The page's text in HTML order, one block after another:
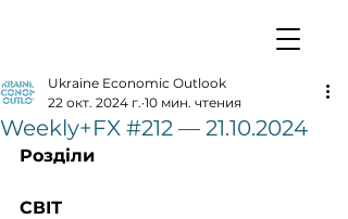
Weekly+FX #212 — 21.10.2024
Ukraine Economic Outlook
22 окт. 2024 г. 10 мин. чтения
Розділи
СВІТ